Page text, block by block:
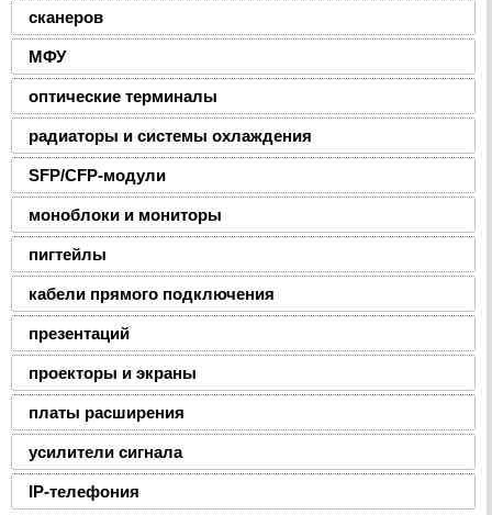
сканеров
МФУ
оптические терминалы
радиаторы и системы охлаждения
SFP/CFP-модули
моноблоки и мониторы
пигтейлы
кабели прямого подключения
презентаций
проекторы и экраны
платы расширения
усилители сигнала
IP-телефония